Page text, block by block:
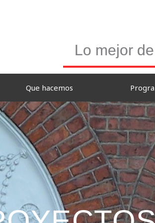
Lo mejor
Que hacemos